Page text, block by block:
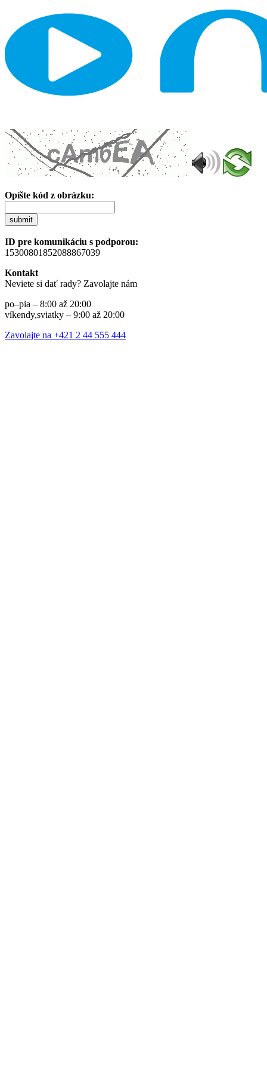
Opíšte kód z obrázku:
submit
ID pre komunikáciu s podporou:
15300801852088867039
Kontakt
Neviete si dať rady? Zavolajte nám
po–pia – 8:00 až 20:00
víkendy,sviatky – 9:00 až 20:00
Zavolajte na +421 2 44 555 444